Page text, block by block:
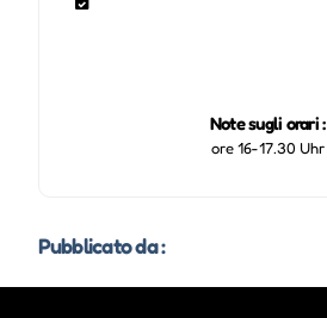
Note sugli orari :
ore 16-17.30 Uhr
Pubblicato da :